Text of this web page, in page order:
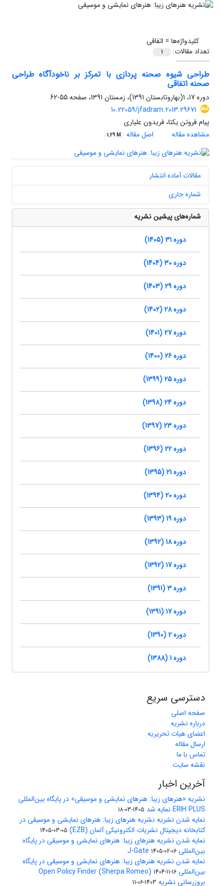
کلیدواژه‌ها = اتفاقی
تعداد مقالات:
1
طراحی شیوه صحنه پردازی با تمرکز بر ناخودآگاه طراحی
صحنه اتفاقی
دوره 17، 1(بهاروتابستان 1391)، زمستان 1391، صفحه
55-62
10.22059/jfadram.2013.29671
پیام فروتن یکتا، فریدون علیاری
مشاهده مقاله
اصل مقاله 1.29 M
مقالات آماده انتشار
شماره جاری
شماره‌های پیشین نشریه
دوره 31 (1405)
دوره 30 (1404)
دوره 29 (1403)
دوره 28 (1402)
دوره 27 (1401)
دوره 26 (1400)
دوره 25 (1399)
دوره 24 (1398)
دوره 23 (1397)
دوره 22 (1396)
دوره 21 (1395)
دوره 20 (1394)
دوره 19 (1393)
دوره 18 (1392)
دوره 17 (1392)
دوره 3 (1391)
دوره 17 (1391)
دوره 2 (1390)
دوره 1 (1388)
دسترسی سریع
صفحه اصلی
درباره نشریه
اعضای هیات تحریریه
ارسال مقاله
تماس با ما
نقشه سایت
آخرین اخبار
نشریه «هنرهای زیبا: هنرهای نمایشی و موسیقی» در پایگاه بین‌المللی
ERIH PLUS نمایه شد
1405-03-18
نمایه شدن نشریه نشریه هنرهای زیبا: هنرهای نمایشی و موسیقی در
کتابخانه دیجیتال نشریات الکترونیکی آلمان (EZB)
1405-03-05
نمایه شدن نشریه هنرهای زیبا: هنرهای نمایشی و موسیقی در پایگاه
بین‌المللی J-Gate 1405-02-06
نمایه شدن نشریه هنرهای زیبا: هنرهای نمایشی و موسیقی در پایگاه
بین‌المللی Open Policy Finder (Sherpa Romeo) 1404-11-16
بروزرسانی نشریه 1403-06-11